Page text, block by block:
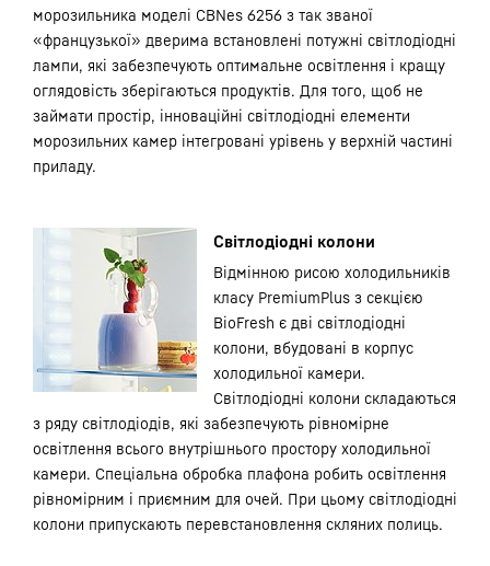
морозильника моделі CBNes 6256 з так званої
«французької» дверима встановлені потужні світлодіодні
лампи, які забезпечують оптимальне освітлення і кращу
оглядовість зберігаються продуктів. Для того, щоб не
займати простір, інноваційні світлодіодні елементи
морозильних камер інтегровані урівень у верхній частині
приладу.
Світлодіодні колони
Відмінною рисою холодильників
класу PremiumPlus з секцією
BioFresh є дві світлодіодні
колони, вбудовані в корпус
холодильної камери.
Світлодіодні колони складаються
з ряду світлодіодів, які забезпечують рівномірне
освітлення всього внутрішнього простору холодильної
камери. Спеціальна обробка плафона робить освітлення
рівномірним і приємним для очей. При цьому світлодіодні
колони припускають перевстановлення скляних полиць.